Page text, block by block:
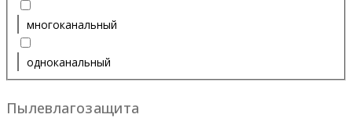
многоканальный
одноканальный
Пылевлагозащита